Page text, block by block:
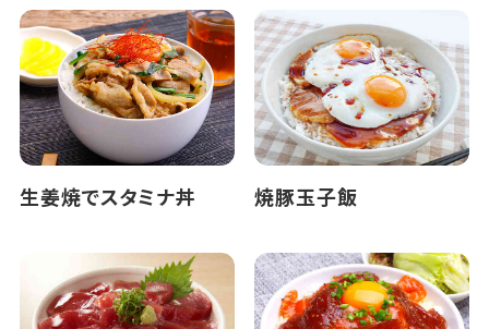
生姜焼でスタミナ丼 焼豚玉子飯